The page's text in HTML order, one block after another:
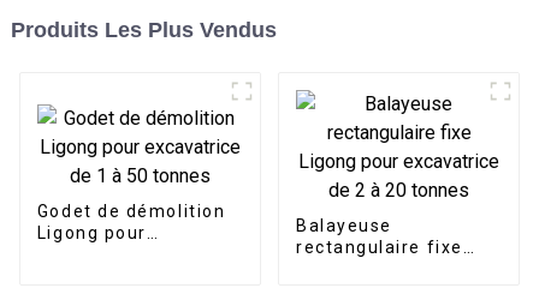
Produits Les Plus Vendus
Godet de démolition
Ligong pour
Balayeuse
rectangulaire fixe